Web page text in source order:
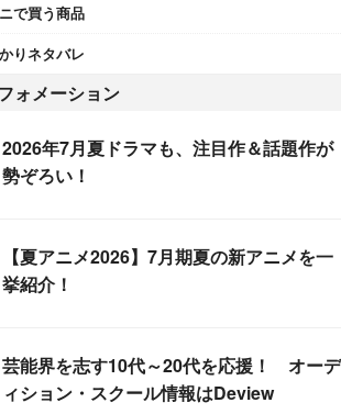
で買う商品
りネタバレ
ォメーション
2026年7月夏ドラマも、注目作＆話題作が
勢ぞろい！
【夏アニメ2026】7月期夏の新アニメを一
挙紹介！
芸能界を志す10代～20代を応援！ オーデ
ィション・スクール情報はDeview